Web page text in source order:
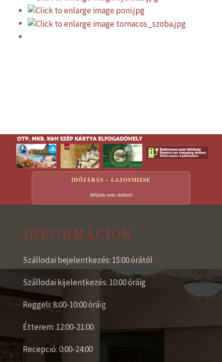
IDŐJÁRÁS – LAJOSMIZSE
Időjárás nem elérhető
INFORMÁCIÓK
Szállodai bejelentkezés: 15:00 órától
Szállodai kijelentkezés: 10:00 óráig
Reggeli: 8:00-10:00 óráig
Étterem: 12:00-21:00
Recepció: 0:00-24:00